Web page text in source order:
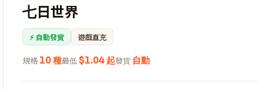
七日世界
⚡ 自動發貨 遊戲直充
規格 10 種最低$1.04 起發貨 自動